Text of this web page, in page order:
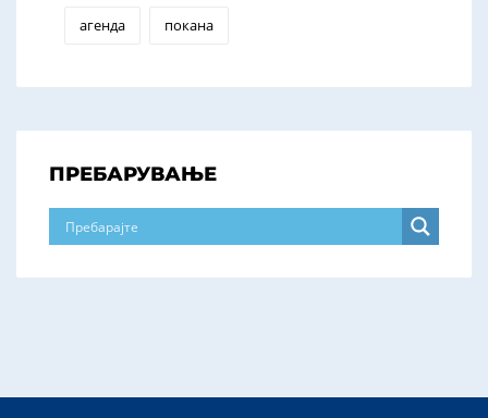
агенда покана
ПРЕБАРУВАЊЕ